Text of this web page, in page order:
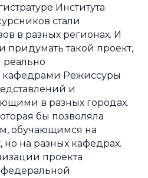
Института
стали
в разных регионах. И
придумать такой проект,
реально
кафедрами Режиссуры
и
в разных городах.
бы позволяла
обучающимся на
но на разных кафедрах.
проекта
федеральной